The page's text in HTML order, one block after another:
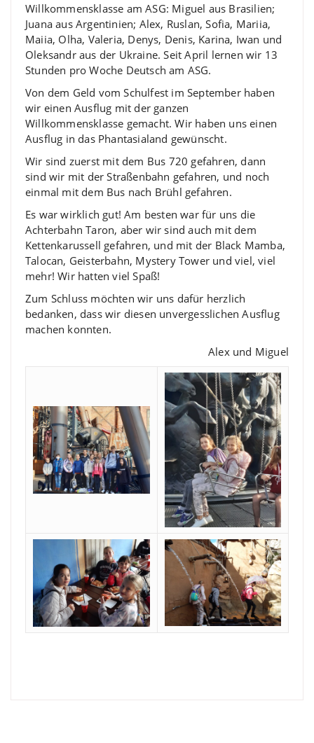
Willkommensklasse am ASG: Miguel aus Brasilien;
Juana aus Argentinien; Alex, Ruslan, Sofia, Mariia,
Maiia, Olha, Valeria, Denys, Denis, Karina, Iwan und
Oleksandr aus der Ukraine. Seit April lernen wir 13
Stunden pro Woche Deutsch am ASG.
Von dem Geld vom Schulfest im September haben
wir einen Ausflug mit der ganzen
Willkommensklasse gemacht. Wir haben uns einen
Ausflug in das Phantasialand gewünscht.
Wir sind zuerst mit dem Bus 720 gefahren, dann
sind wir mit der Straßenbahn gefahren, und noch
einmal mit dem Bus nach Brühl gefahren.
Es war wirklich gut! Am besten war für uns die
Achterbahn Taron, aber wir sind auch mit dem
Kettenkarussell gefahren, und mit der Black Mamba,
Talocan, Geisterbahn, Mystery Tower und viel, viel
mehr! Wir hatten viel Spaß!
Zum Schluss möchten wir uns dafür herzlich
bedanken, dass wir diesen unvergesslichen Ausflug
machen konnten.
Alex und Miguel